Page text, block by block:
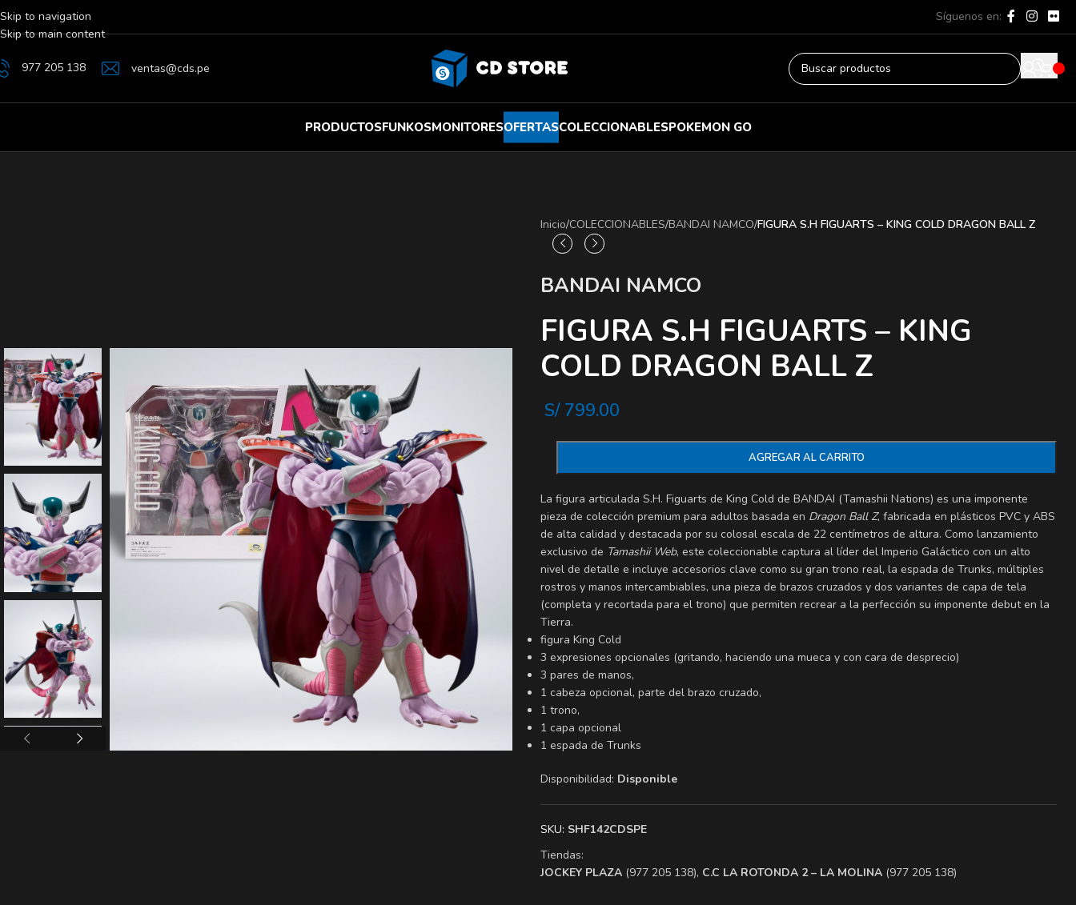
Skip to navigation
Skip to main content
Síguenos en:
977 205 138 ventas@cds.pe
PRODUCTOSFUNKOSMONITORESOFERTASCOLECCIONABLESPOKEMON GO
Inicio/COLECCIONABLES/BANDAI NAMCO/FIGURA S.H FIGUARTS – KING COLD DRAGON BALL Z
BANDAI NAMCO
FIGURA S.H FIGUARTS – KING
COLD DRAGON BALL Z
S/799.00
AGREGAR AL CARRITO
La figura articulada S.H. Figuarts de King Cold de BANDAI (Tamashii Nations) es una imponente
pieza de colección premium para adultos basada en Dragon Ball Z, fabricada en plásticos PVC y ABS
de alta calidad y destacada por su colosal escala de 22 centímetros de altura. Como lanzamiento
exclusivo de Tamashii Web, este coleccionable captura al líder del Imperio Galáctico con un alto
nivel de detalle e incluye accesorios clave como su gran trono real, la espada de Trunks, múltiples
rostros y manos intercambiables, una pieza de brazos cruzados y dos variantes de capa de tela
(completa y recortada para el trono) que permiten recrear a la perfección su imponente debut en la
Tierra.
figura King Cold
3 expresiones opcionales (gritando, haciendo una mueca y con cara de desprecio)
3 pares de manos,
1 cabeza opcional, parte del brazo cruzado,
1 trono,
1 capa opcional
1 espada de Trunks
Disponibilidad: Disponible
SKU: SHF142CDSPE
Tiendas:
​JOCKEY PLAZA (977 205 138), ​C.C LA ROTONDA 2 – LA MOLINA (977 205 138)